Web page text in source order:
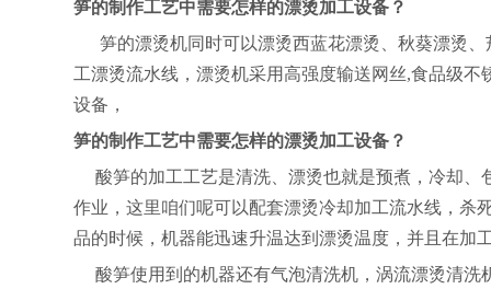
笋的制作工艺中需要怎样的漂烫加工设备？
笋的漂烫机同时可以漂烫西蓝花漂烫、秋葵漂烫、
工漂烫流水线，漂烫机采用高强度输送网丝,食品级不
设备，
笋的制作工艺中需要怎样的漂烫加工设备？
酸笋的加工工艺是清洗、漂烫也就是预煮，冷却、
作业，这里咱们呢可以配套漂烫冷却加工流水线，杀
品的时候，机器能迅速升温达到漂烫温度，并且在加
酸笋使用到的机器还有气泡清洗机，涡流漂烫清洗